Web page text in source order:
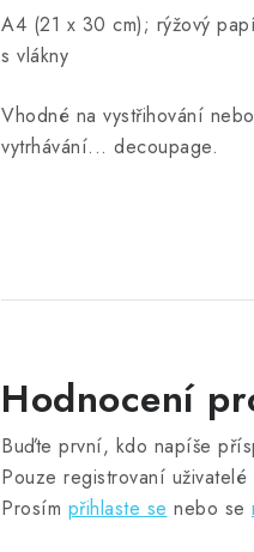
A4 (21 x 30 cm); rýžový
s vlákny
Vhodné na vystřihování nebo
vytrhávání... decoupage.
Hodnocení
Buďte první, kdo napíše
Pouze registrovaní
Prosím přihlaste se nebo se